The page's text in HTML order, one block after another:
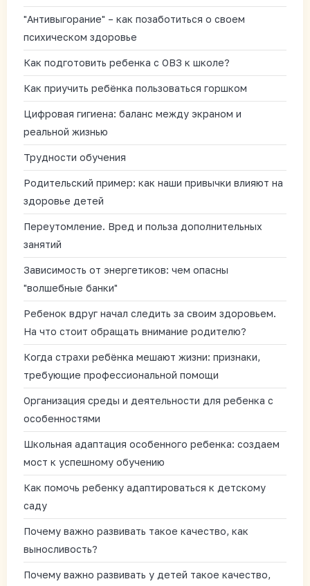
"Антивыгорание" – как позаботиться о своем
психическом здоровье
Как подготовить ребенка с ОВЗ к школе?
Как приучить ребёнка пользоваться горшком
Цифровая гигиена: баланс между экраном и
реальной жизнью
Трудности обучения
Родительский пример: как наши привычки влияют на
здоровье детей
Переутомление. Вред и польза дополнительных
занятий
Зависимость от энергетиков: чем опасны
"волшебные банки"
Ребенок вдруг начал следить за своим здоровьем.
На что стоит обращать внимание родителю?
Когда страхи ребёнка мешают жизни: признаки,
требующие профессиональной помощи
Организация среды и деятельности для ребенка с
особенностями
Школьная адаптация особенного ребенка: создаем
мост к успешному обучению
Как помочь ребенку адаптироваться к детскому
саду
Почему важно развивать такое качество, как
выносливость?
Почему важно развивать у детей такое качество,